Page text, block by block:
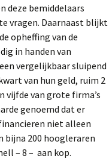
deze bemiddelaars
vragen. Daarnaast blijkt
opheffing van de
in handen van
vergelijkbaar sluipend
van hun geld, ruim 2
vijfde van grote firma’s
genoemd dat er
niet alleen
bijna 200 hoogleraren
– 8 – aan kop.